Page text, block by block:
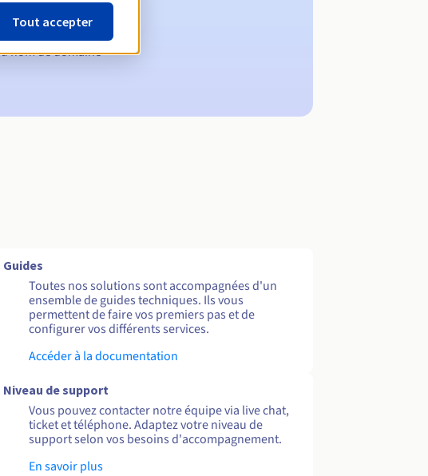
nom de domaine
Guides
Toutes nos solutions sont accompagnées d'un
ensemble de guides techniques. Ils vous
permettent de faire vos premiers pas et de
configurer vos différents services.
Accéder à la documentation
Niveau de support
Vous pouvez contacter notre équipe via live chat,
ticket et téléphone. Adaptez votre niveau de
support selon vos besoins d'accompagnement.
En savoir plus
Tout accepter